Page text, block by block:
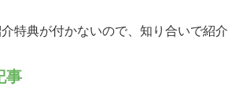
特典が付かないので、知り合いで紹
事